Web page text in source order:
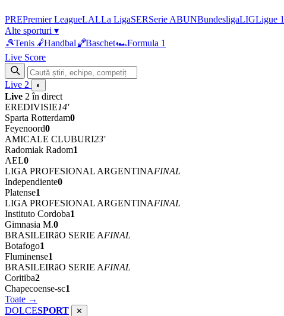
PREPremier LeagueLALLa LigaSERSerie ABUNBundesligaLIGLigue 1
Alte sporturi ▾
🎾Tenis 🤾Handbal🏀Baschet🏎Formula 1
Live Score
Live 2 ◐
Live 2 în direct
EREDIVISIE14'
Sparta Rotterdam0
Feyenoord0
AMICALE CLUBURI23'
Radomiak Radom1
AEL0
LIGA PROFESIONAL ARGENTINAFINAL
Independiente0
Platense1
LIGA PROFESIONAL ARGENTINAFINAL
Instituto Cordoba1
Gimnasia M.0
BRASILEIRãO SERIE AFINAL
Botafogo1
Fluminense1
BRASILEIRãO SERIE AFINAL
Coritiba2
Chapecoense-sc1
Toate →
DOLCESPORT ✕